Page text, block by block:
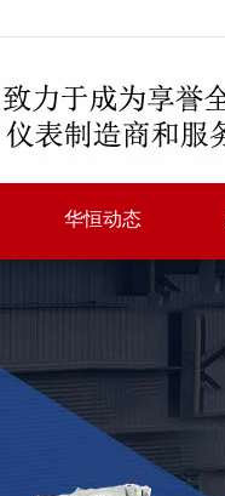
华恒动态